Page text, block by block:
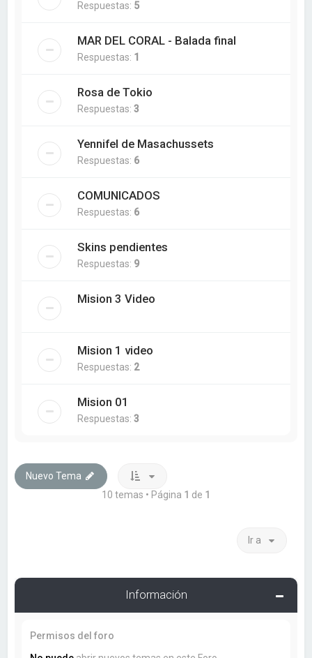
Respuestas: 5
MAR DEL CORAL - Balada final
Respuestas: 1
Rosa de Tokio
Respuestas:3
Yennifel de Masachussets
Respuestas: 6
COMUNICADOS
Respuestas: 6
Skins pendientes
Respuestas: 9
Mision 3 Video
Mision 1 video
Respuestas: 2
Mision 01
Respuestas:3
Nuevo Tema
10 temas • Página 1 de 1
Ir a
Información
Permisos del foro